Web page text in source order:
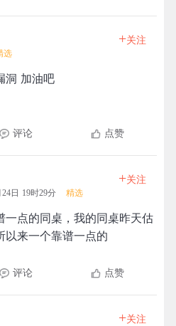
选
+关注
洞 加油吧
评论 点赞
24日 19时29分 精选
+关注
一点的同桌，我的同桌昨天估
以来一个靠谱一点的
评论 点赞
+关注